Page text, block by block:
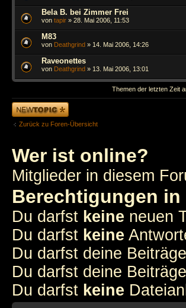
Bela B. bei Zimmer Frei
von tapir » 28. Mai 2006, 11:53
M83
von Deathgrind » 14. Mai 2006, 14:26
Raveonettes
von Deathgrind » 13. Mai 2006, 13:01
Themen der letzten Zeit
Neues Thema
erstellen
Zurück zu Foren-Übersicht
Wer ist online?
Mitglieder in diesem
Berechtigungen
Du darfst keine neuen
Du darfst keine
Du darfst deine
Du darfst deine
Du darfst keine